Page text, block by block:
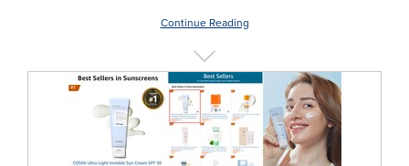
Continue Reading